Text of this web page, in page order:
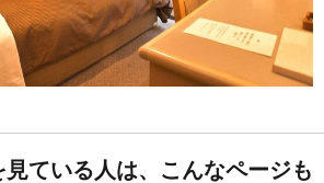
見ている人は、こんなページも